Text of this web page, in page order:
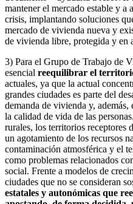
mantener el mercado estable y a
crisis, implantando soluciones
mercado de vivienda nueva y
de vivienda libre, protegida y en
3) Para el Grupo de Trabajo de
esencial reequilibrar el
actuales, ya que la actual
grandes ciudades es parte del
demanda de vivienda y,
la calidad de vida de las
rurales, los territorios receptores
un agotamiento de los recursos
contaminación atmosférica y el
como problemas relacionados
social. Frente a modelos de
ciudades que no se consideran
estatales y autonómicas que